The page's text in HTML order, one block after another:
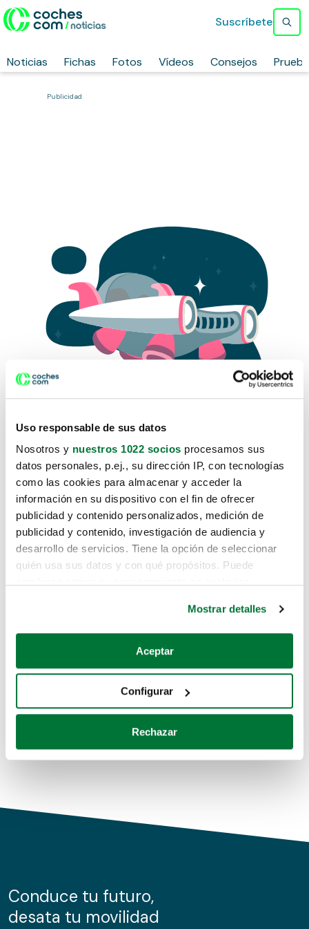
Uso responsable de sus datos
Nosotros y nuestros 1022 socios procesamos sus
datos personales, p.ej., su dirección IP, con tecnologías
como las cookies para almacenar y acceder la
información en su dispositivo con el fin de ofrecer
publicidad y contenido personalizados, medición de
publicidad y contenido, investigación de audiencia y
desarrollo de servicios. Tiene la opción de seleccionar
quién usa sus datos y con qué propósitos. Puede
Si lo permite, también quisiéramos:
Recopilar información sobre su ubicación geográfica
Identificar su dispositivo analizándolo activamente
para buscar características específicas (huellas
Obtenga más información sobre cómo se procesan sus
de cookies.
información sobre el uso que haga del sitio web con
nuestros partners de redes sociales, publicidad y análisis
Mostrar detalles
Aceptar
Configurar
Rechazar
Noticias Fichas Fotos Vídeos Consejos
Suscríbete
Publicidad
Lo sentimos, no sabemos como
te hemos traido hasta aquí.
Pero puedes encontrar el coche que estás
buscando en alguno de estos enlaces:
Coches de segunda mano
Coches de km0
Conduce tu futuro,
desata tu movilidad